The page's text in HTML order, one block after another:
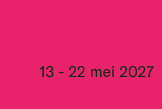
13 - 22 mei 2027